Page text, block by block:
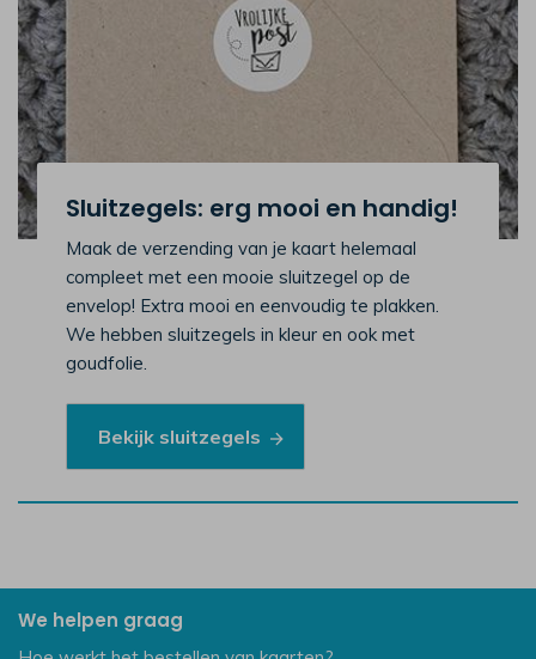
Sluitzegels: erg mooi en handig!
Maak de verzending van je kaart helemaal
compleet met een mooie sluitzegel op de
envelop! Extra mooi en eenvoudig te plakken.
We hebben sluitzegels in kleur en ook met
goudfolie.
Bekijk sluitzegels
We helpen graag